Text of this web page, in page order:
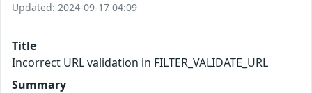
Updated: 2024-09-17 04:09
Title
Incorrect URL validation in FILTER_VALIDATE_URL
Summary